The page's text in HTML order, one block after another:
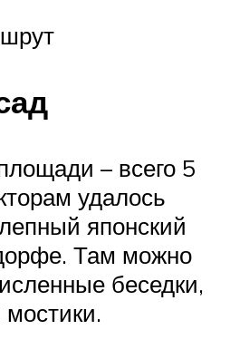
– всего 5
удалось
японский
Там можно
беседки,